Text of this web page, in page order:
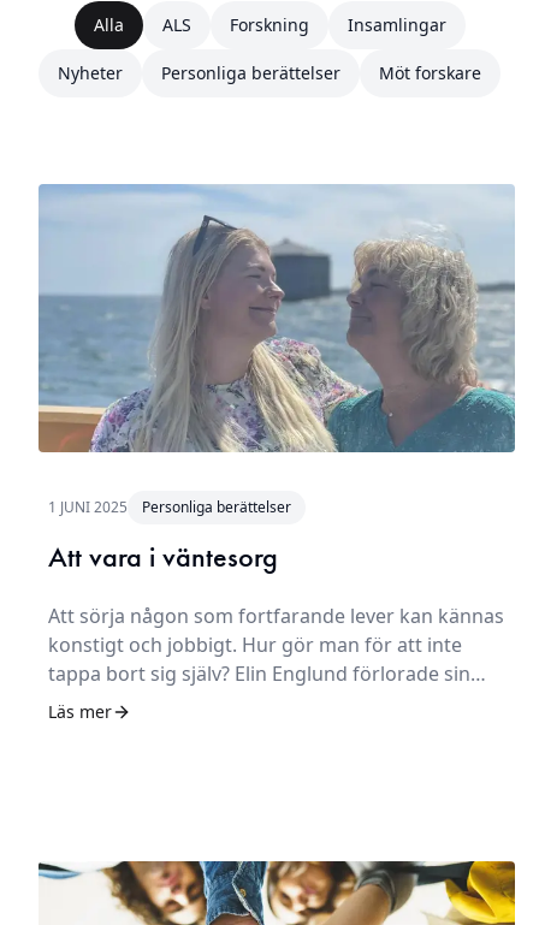
Alla ALS Forskning Insamlingar
Nyheter Personliga berättelser Möt forskare
1 JUNI 2025 Personliga berättelser
Att vara i väntesorg
Att sörja någon som fortfarande lever kan kännas
konstigt och jobbigt. Hur gör man för att inte
tappa bort sig själv? Elin Englund förlorade sin
mamma i ALS 2023. – Det värsta var att sörja
Läs mer